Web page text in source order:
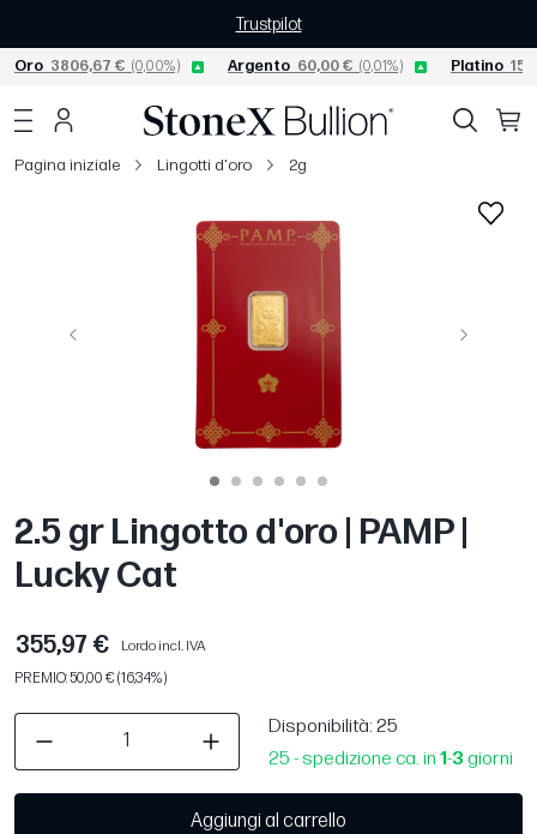
Trustpilot
Oro 3806,67 € (0,00%) Argento 60,00 € (0,01%) Platino
Pagina iniziale Lingotti d'oro 2g
Precedente Avanti
2.5 gr Lingotto d'oro | PAMP |
Lucky Cat
355,97 €
Lordo incl. IVA
PREMIO: 50,00 € (16,34%)
Disponibilità: 25
25 - spedizione ca. in 1-3 giorni
Aggiungi al carrello